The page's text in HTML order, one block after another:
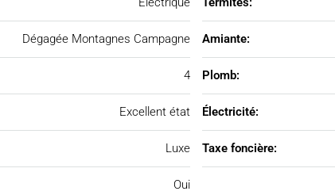
Dégagée Montagnes Campagne
4
Excellent état
Luxe
Oui
Amiante:
Plomb:
Électricité:
Taxe foncière: